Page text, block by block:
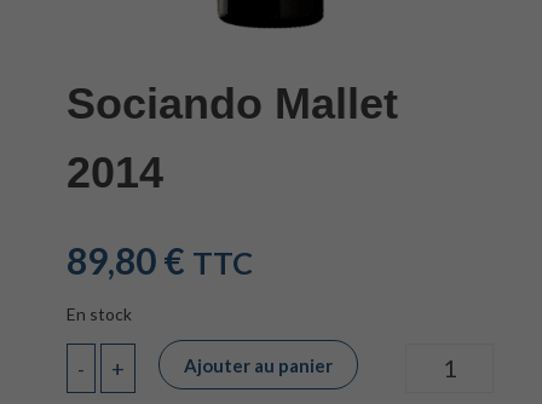
Sociando Mallet
2014
89,80€ TTC
En stock
- Quantité
+ Ajouter au panier